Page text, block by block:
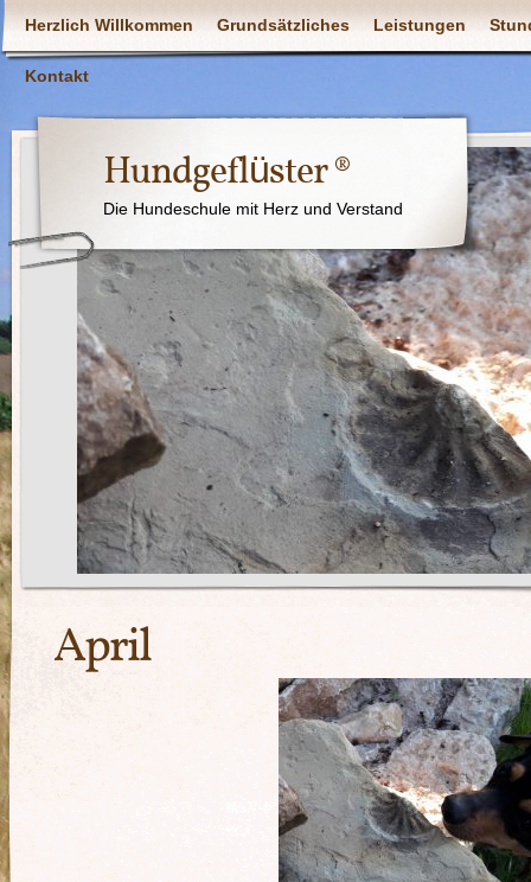
Herzlich Willkommen Grundsätzliches Leistungen
Kontakt
Hundgeflüster ®
Die Hundeschule mit Herz und Verstand
April